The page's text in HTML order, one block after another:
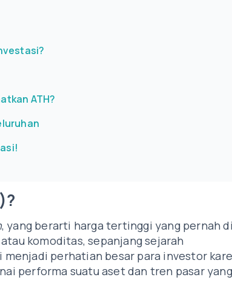
ATH?
, yang berarti harga tertinggi yang pernah
komoditas, sepanjang sejarah
perhatian besar para investor
performa suatu aset dan tren pasar